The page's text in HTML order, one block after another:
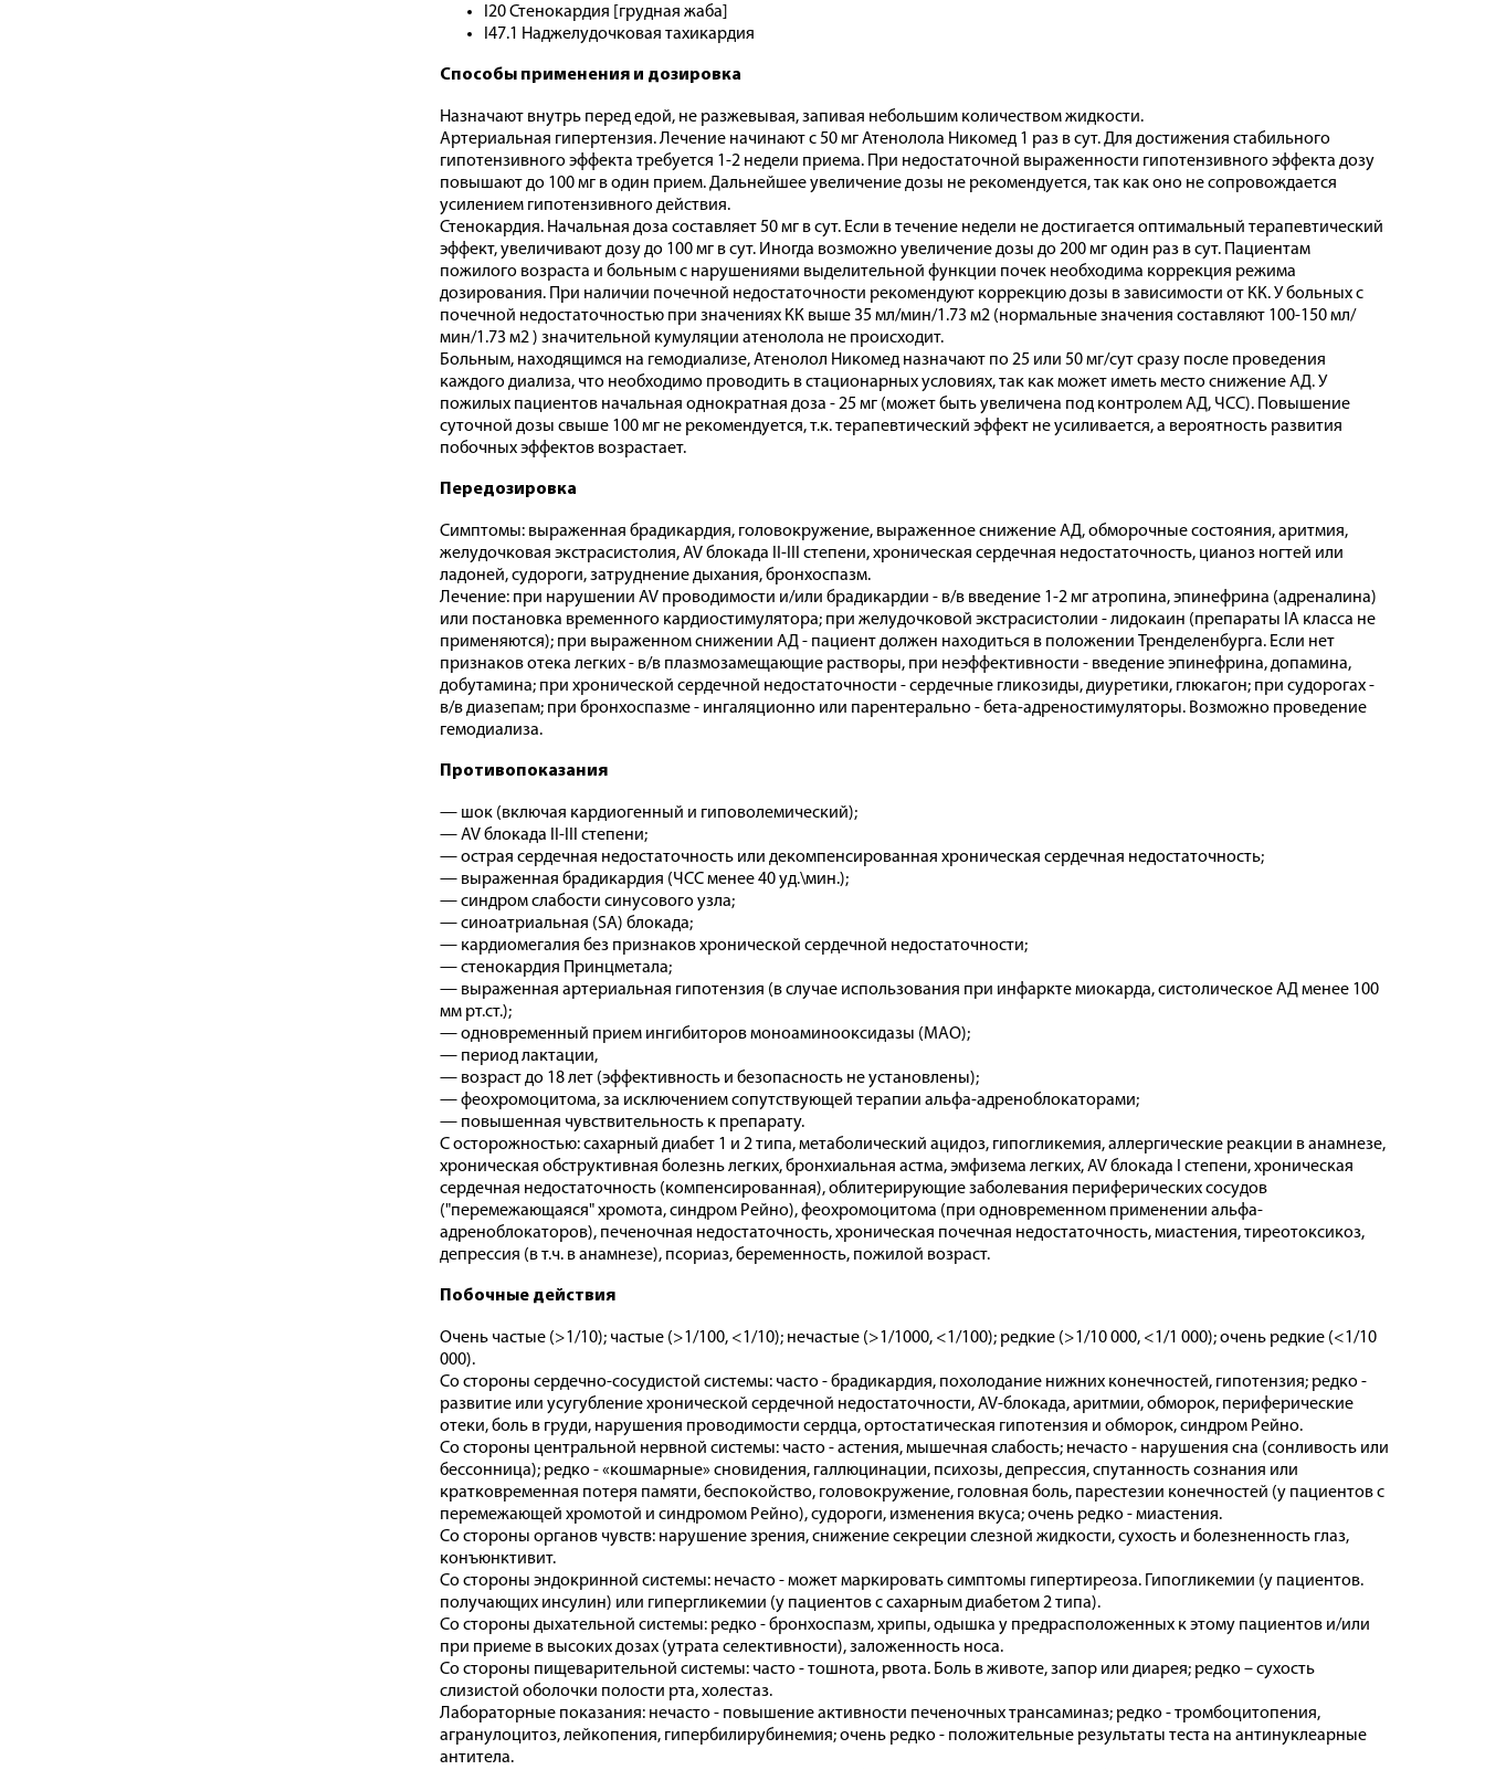
I20 Стенокардия [грудная жаба]
I47.1 Наджелудочковая тахикардия
Способы применения и дозировка
Назначают внутрь перед едой, не разжевывая, запивая небольшим количеством жидкости.
Артериальная гипертензия. Лечение начинают с 50 мг Атенолола Никомед 1 раз в сут. Для достижения стабильного
гипотензивного эффекта требуется 1-2 недели приема. При недостаточной выраженности гипотензивного эффекта дозу
повышают до 100 мг в один прием. Дальнейшее увеличение дозы не рекомендуется, так как оно не сопровождается
усилением гипотензивного действия.
Стенокардия. Начальная доза составляет 50 мг в сут. Если в течение недели не достигается оптимальный терапевтический
эффект, увеличивают дозу до 100 мг в сут. Иногда возможно увеличение дозы до 200 мг один раз в сут. Пациентам
пожилого возраста и больным с нарушениями выделительной функции почек необходима коррекция режима
дозирования. При наличии почечной недостаточности рекомендуют коррекцию дозы в зависимости от КК. У больных с
почечной недостаточностью при значениях КК выше 35 мл/мин/1.73 м2 (нормальные значения составляют 100-150 мл/
мин/1.73 м2 ) значительной кумуляции атенолола не происходит.
Больным, находящимся на гемодиализе, Атенолол Никомед назначают по 25 или 50 мг/сут сразу после проведения
каждого диализа, что необходимо проводить в стационарных условиях, так как может иметь место снижение АД. У
пожилых пациентов начальная однократная доза - 25 мг (может быть увеличена под контролем АД, ЧСС). Повышение
суточной дозы свыше 100 мг не рекомендуется, т.к. терапевтический эффект не усиливается, а вероятность развития
побочных эффектов возрастает.
Передозировка
Симптомы: выраженная брадикардия, головокружение, выраженное снижение АД, обморочные состояния, аритмия,
желудочковая экстрасистолия, AV блокада II-III степени, хроническая сердечная недостаточность, цианоз ногтей или
ладоней, судороги, затруднение дыхания, бронхоспазм.
Лечение: при нарушении AV проводимости и/или брадикардии - в/в введение 1-2 мг атропина, эпинефрина (адреналина)
или постановка временного кардиостимулятора; при желудочковой экстрасистолии - лидокаин (препараты IA класса не
применяются); при выраженном снижении АД - пациент должен находиться в положении Тренделенбурга. Если нет
признаков отека легких - в/в плазмозамещающие растворы, при неэффективности - введение эпинефрина, допамина,
добутамина; при хронической сердечной недостаточности - сердечные гликозиды, диуретики, глюкагон; при судорогах -
в/в диазепам; при бронхоспазме - ингаляционно или парентерально - бета-адреностимуляторы. Возможно проведение
гемодиализа.
Противопоказания
— шок (включая кардиогенный и гиповолемический);
— AV блокада II-III степени;
— острая сердечная недостаточность или декомпенсированная хроническая сердечная недостаточность;
— выраженная брадикардия (ЧСС менее 40 уд.\мин.);
— синдром слабости синусового узла;
— синоатриальная (SA) блокада;
— кардиомегалия без признаков хронической сердечной недостаточности;
— стенокардия Принцметала;
— выраженная артериальная гипотензия (в случае использования при инфаркте миокарда, систолическое АД менее 100
мм рт.ст.);
— одновременный прием ингибиторов моноаминооксидазы (МАО);
— период лактации,
— возраст до 18 лет (эффективность и безопасность не установлены);
— феохромоцитома, за исключением сопутствующей терапии альфа-адреноблокаторами;
— повышенная чувствительность к препарату.
С осторожностью: сахарный диабет 1 и 2 типа, метаболический ацидоз, гипогликемия, аллергические реакции в анамнезе,
хроническая обструктивная болезнь легких, бронхиальная астма, эмфизема легких, AV блокада I степени, хроническая
сердечная недостаточность (компенсированная), облитерирующие заболевания периферических сосудов
("перемежающаяся" хромота, синдром Рейно), феохромоцитома (при одновременном применении альфа-
адреноблокаторов), печеночная недостаточность, хроническая почечная недостаточность, миастения, тиреотоксикоз,
депрессия (в т.ч. в анамнезе), псориаз, беременность, пожилой возраст.
Побочные действия
Очень частые (>1/10); частые (>1/100, <1/10); нечастые (>1/1000, <1/100); редкие (>1/10 000, <1/1 000); очень редкие (<1/10
000).
Со стороны сердечно-сосудистой системы: часто - брадикардия, похолодание нижних конечностей, гипотензия; редко -
развитие или усугубление хронической сердечной недостаточности, AV-блокада, аритмии, обморок, периферические
отеки, боль в груди, нарушения проводимости сердца, ортостатическая гипотензия и обморок, синдром Рейно.
Со стороны центральной нервной системы: часто - астения, мышечная слабость; нечасто - нарушения сна (сонливость или
бессонница); редко - «кошмарные» сновидения, галлюцинации, психозы, депрессия, спутанность сознания или
кратковременная потеря памяти, беспокойство, головокружение, головная боль, парестезии конечностей (у пациентов с
перемежающей хромотой и синдромом Рейно), судороги, изменения вкуса; очень редко - миастения.
Со стороны органов чувств: нарушение зрения, снижение секреции слезной жидкости, сухость и болезненность глаз,
конъюнктивит.
Со стороны эндокринной системы: нечасто - может маркировать симптомы гипертиреоза. Гипогликемии (у пациентов.
получающих инсулин) или гипергликемии (у пациентов с сахарным диабетом 2 типа).
Со стороны дыхательной системы: редко - бронхоспазм, хрипы, одышка у предрасположенных к этому пациентов и/или
при приеме в высоких дозах (утрата селективности), заложенность носа.
Со стороны пищеварительной системы: часто - тошнота, рвота. Боль в животе, запор или диарея; редко – сухость
слизистой оболочки полости рта, холестаз.
Лабораторные показания: нечасто - повышение активности печеночных трансаминаз; редко - тромбоцитопения,
агранулоцитоз, лейкопения, гипербилирубинемия; очень редко - положительные результаты теста на антинуклеарные
антитела.